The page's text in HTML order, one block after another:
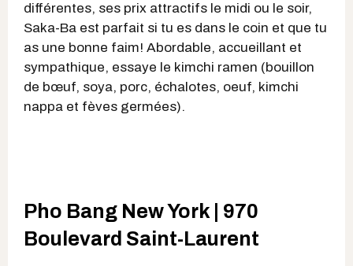
différentes, ses prix attractifs le midi ou le soir,
Saka-Ba est parfait si tu es dans le coin et que tu
as une bonne faim! Abordable, accueillant et
sympathique, essaye le kimchi ramen (bouillon
de bœuf, soya, porc, échalotes, oeuf, kimchi
nappa et fèves germées).
Pho Bang New York | 970
Boulevard Saint-Laurent